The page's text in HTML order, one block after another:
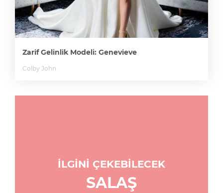
Zarif Gelinlik Modeli: Genevieve
Colby John
İLGİNİ ÇEKEBİLECEK
SALAŞ